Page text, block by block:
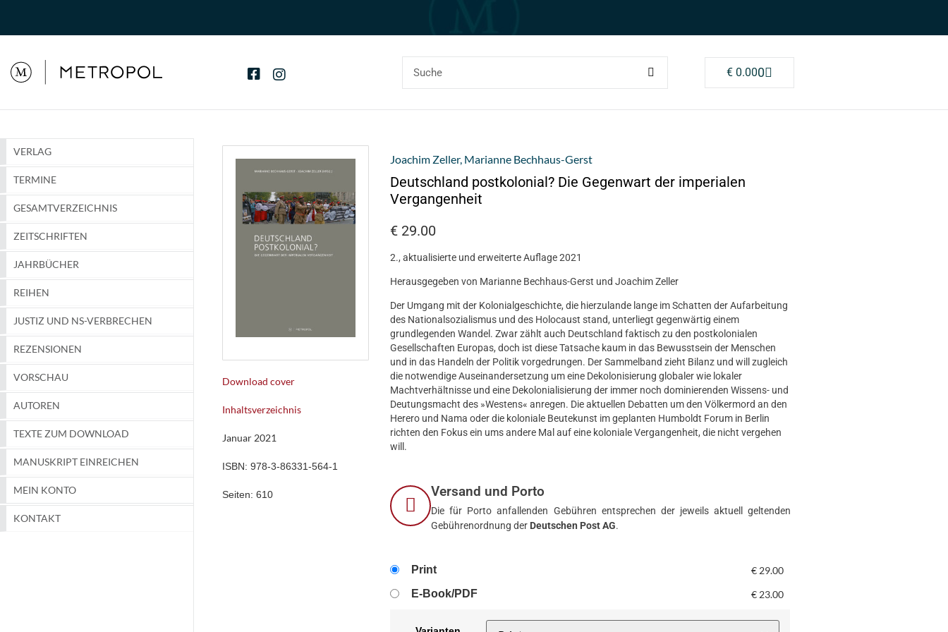
€0.000
VERLAG
TERMINE
GESAMTVERZEICHNIS
ZEITSCHRIFTEN
JAHRBÜCHER
REIHEN
JUSTIZ UND NS-VERBRECHEN
REZENSIONEN
VORSCHAU
AUTOREN
TEXTE ZUM DOWNLOAD
MANUSKRIPT EINREICHEN
MEIN KONTO
KONTAKT
Download cover
Inhaltsverzeichnis
Januar 2021
ISBN: 978-3-86331-564-1
Seiten: 610
Joachim Zeller, Marianne Bechhaus-Gerst
Deutschland postkolonial? Die Gegenwart der imperialen
Vergangenheit
€ 29.00
2., aktualisierte und erweiterte Auflage 2021
Herausgegeben von Marianne Bechhaus-Gerst und Joachim Zeller
Der Umgang mit der Kolonialgeschichte, die hierzulande lange im Schatten der Aufarbeitung
des Nationalsozialismus und des Holocaust stand, unterliegt gegenwärtig einem
grundlegenden Wandel. Zwar zählt auch Deutschland faktisch zu den postkolonialen
Gesellschaften Europas, doch ist diese Tatsache kaum in das Bewusstsein der Menschen
und in das Handeln der Politik vorgedrungen. Der Sammelband zieht Bilanz und will zugleich
die notwendige Auseinandersetzung um eine Dekolonisierung globaler wie lokaler
Machtverhältnisse und eine Dekolonialisierung der immer noch dominierenden Wissens- und
Deutungsmacht des »Westens« anregen. Die aktuellen Debatten um den Völkermord an den
Herero und Nama oder die koloniale Beutekunst im geplanten Humboldt Forum in Berlin
richten den Fokus ein ums andere Mal auf eine koloniale Vergangenheit, die nicht vergehen
will.
Versand und Porto
Die für Porto anfallenden Gebühren entsprechen der jeweils aktuell geltenden
Gebührenordnung der Deutschen Post AG.
Print €29.00
E-Book/PDF
€23.00